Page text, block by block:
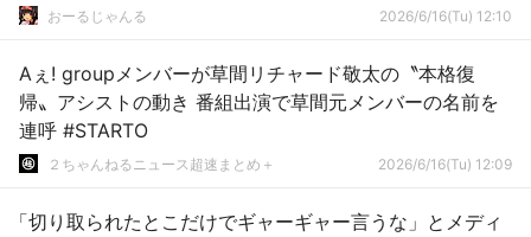
おーるじゃんる 2026/6/16(Tu) 12:10
Aぇ! groupメンバーが草間リチャード敬太の〝本格復
帰〟アシストの動き 番組出演で草間元メンバーの名前を
連呼 #STARTO
２ちゃんねるニュース超速まとめ＋ 2026/6/16(Tu) 12:09
「切り取られたとこだけでギャーギャー言うな」とメディ